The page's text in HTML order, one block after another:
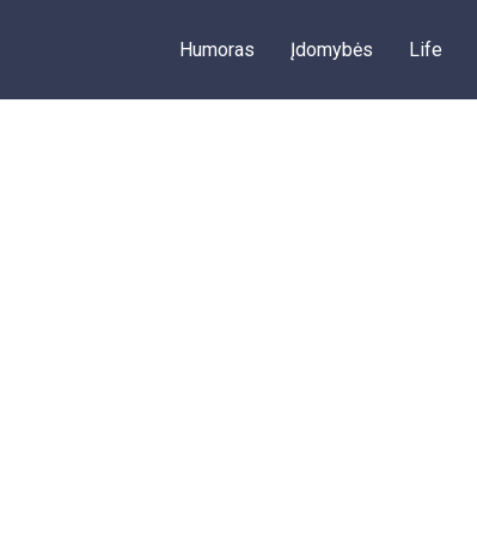
Humoras Įdomybės Life